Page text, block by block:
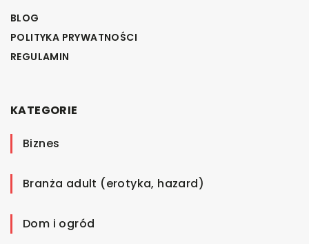
BLOG
POLITYKA PRYWATNOŚCI
REGULAMIN
KATEGORIE
Biznes
Branża adult (erotyka, hazard)
Dom i ogród